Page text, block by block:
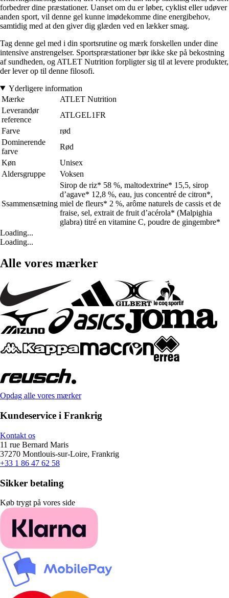
forbedrer dine præstationer. Uanset om du er løber, cyklist eller udøver
anden sport, vil denne gel kunne imødekomme dine energibehov,
samtidig med at den giver dig glæden ved en lækker smag.
Tag denne gel med i din sportsrutine og mærk forskellen under dine
intensive anstrengelser. Sportspræstationer bør ikke ske på bekostning
af sundheden, og ATLET Nutrition forpligter sig til at levere produkter,
der lever op til denne filosofi.
Yderligere information
Mærke
ATLET Nutrition
Leverandør
reference
ATLGEL1FR
Farve
rød
Dominerende
farve
Rød
Køn
Unisex
Aldersgruppe
Voksen
Ssammensætning
Sirop de riz* 58 %, maltodextrine* 15,5, sirop
d’agave* 12,8 %, eau, jus concentré de citron*,
miel de fleurs* 2 %, arôme naturels de cassis et de
fraise, sel, extrait de fruit d’acérola* (Malpighia
glabra) titré en vitamine C, poudre de gingembre*
Loading...
Loading...
Alle vores mærker
Opdag alle vores mærker
Kundeservice i Frankrig
Kontakt os
11 rue Bernard Maris
37270 Montlouis-sur-Loire, Frankrig
+33 1 86 47 62 58
Sikker betaling
Køb trygt på vores side